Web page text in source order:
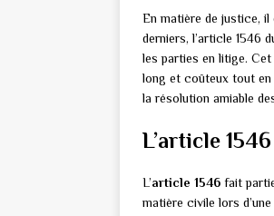
En matière de justice,
derniers, l’article 1546
les parties en litige.
long et coûteux tout en
la résolution amiable
L’article
L’article 1546 fait
matière civile lors